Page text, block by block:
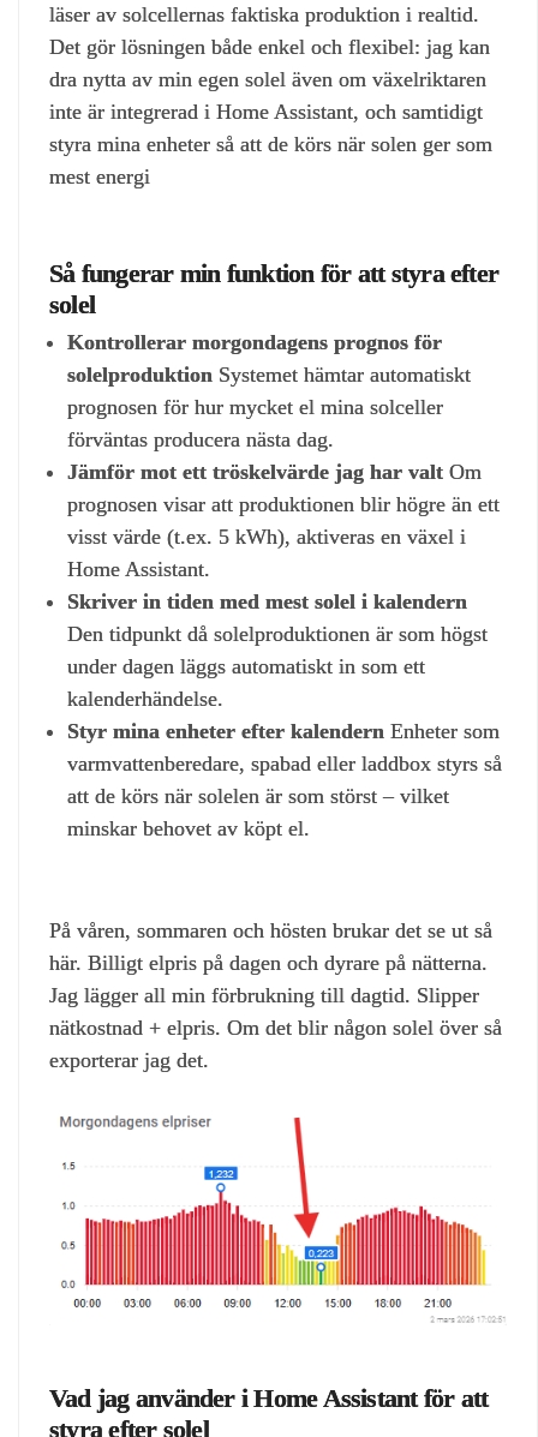
läser av solcellernas faktiska produktion i realtid.
Det gör lösningen både enkel och flexibel: jag kan
dra nytta av min egen solel även om växelriktaren
inte är integrerad i Home Assistant, och samtidigt
styra mina enheter så att de körs när solen ger som
mest energi
Så fungerar min funktion för att styra efter
solel
Kontrollerar morgondagens prognos för
solelproduktion Systemet hämtar automatiskt
prognosen för hur mycket el mina solceller
förväntas producera nästa dag.
Jämför mot ett tröskelvärde jag har valt Om
prognosen visar att produktionen blir högre än ett
visst värde (t.ex. 5 kWh), aktiveras en växel i
Home Assistant.
Skriver in tiden med mest solel i kalendern
Den tidpunkt då solelproduktionen är som högst
under dagen läggs automatiskt in som ett
kalenderhändelse.
Styr mina enheter efter kalendern Enheter som
varmvattenberedare, spabad eller laddbox styrs så
att de körs när solelen är som störst – vilket
minskar behovet av köpt el.
På våren, sommaren och hösten brukar det se ut så
här. Billigt elpris på dagen och dyrare på nätterna.
Jag lägger all min förbrukning till dagtid. Slipper
nätkostnad + elpris. Om det blir någon solel över så
exporterar jag det.
Vad jag använder i Home Assistant för att
styra efter solel